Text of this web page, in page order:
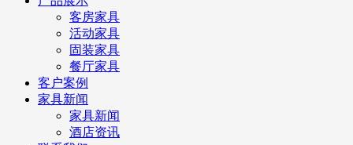
客房家具
活动家具
固装家具
餐厅家具
客户案例
家具新闻
家具新闻
酒店资讯